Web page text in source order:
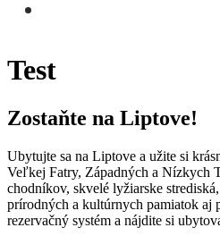
Test
Zostaňte na Liptove!
Ubytujte sa na Liptove a užite si
Veľkej Fatry, Západných a Nízkych
chodníkov, skvelé lyžiarske
prírodných a kultúrnych pamiatok aj
rezervačný systém a nájdite si